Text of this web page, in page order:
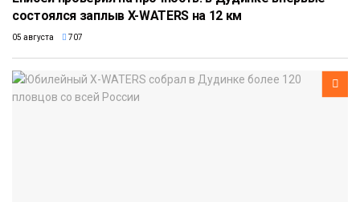
состоялся заплыв X-WATERS на 12 км
05 августа 707